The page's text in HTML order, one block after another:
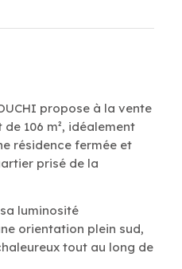
propose à la vente
106 m², idéalement
résidence fermée et
prisé de la
luminosité
orientation plein sud,
tout au long de